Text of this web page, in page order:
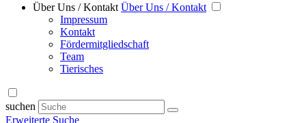
Über Uns / Kontakt Über Uns / Kontakt
Impressum
Kontakt
Fördermitgliedschaft
Team
Tierisches
suchen
Erweiterte Suche